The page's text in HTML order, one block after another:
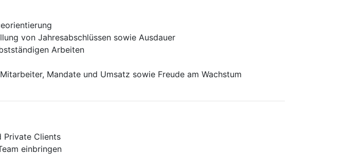
von Jahresabschlüssen sowie Ausdauer
Arbeiten
Mandate und Umsatz sowie Freude am Wachstum
Private Clients
einbringen